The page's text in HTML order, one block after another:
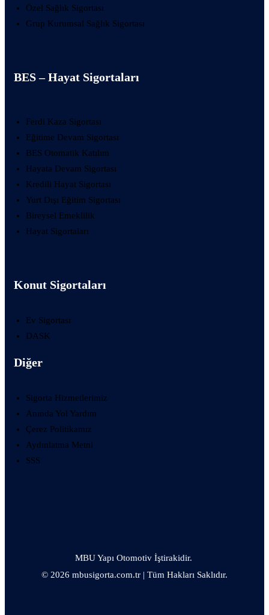
Özel Sağlık Sigortası
Grup Kurumsal Sağlık Sigortası
BES – Hayat Sigortaları
Ferdi Kaza Sigortası
Eğitime Devam Sigortası
BES Otomatik Katılım
Hayata Devam Sigortası
Kredili Hayat Sigortası
Yurt Dışı Eğitim Sigortası
Bireysel Emeklilik
Hayat Sigortaları
Konut Sigortaları
Ev Sigortası
DASK
Diğer
Sigorta Hizmetlerimiz
Anında Yol Yardım
Çerez Politikamız
Aydınlatma Metni
SSS
MBU Yapı Otomotiv İştirakidir.
© 2026 mbusigorta.com.tr | Tüm Hakları Saklıdır.